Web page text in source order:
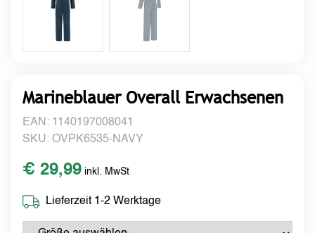
Marineblauer Overall Erwachsenen
EAN: 1140197008041
SKU: OVPK6535-NAVY
€ 29,99 inkl. MwSt
Lieferzeit 1-2 Werktage